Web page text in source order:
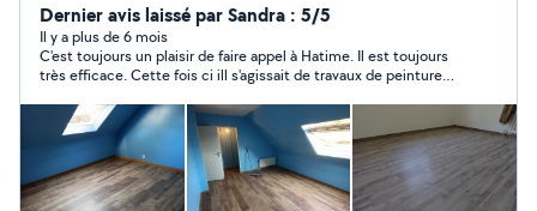
et plafonds * pose de parquet ,lino.......
Dernier avis laissé par Sandra : 5/5
Il y a plus de 6 mois
C'est toujours un plaisir de faire appel à Hatime. Il est toujours
très efficace. Cette fois ci ill s'agissait de travaux de peinture
courtois et attentionnés. Je recommande Hatime sans
problème.